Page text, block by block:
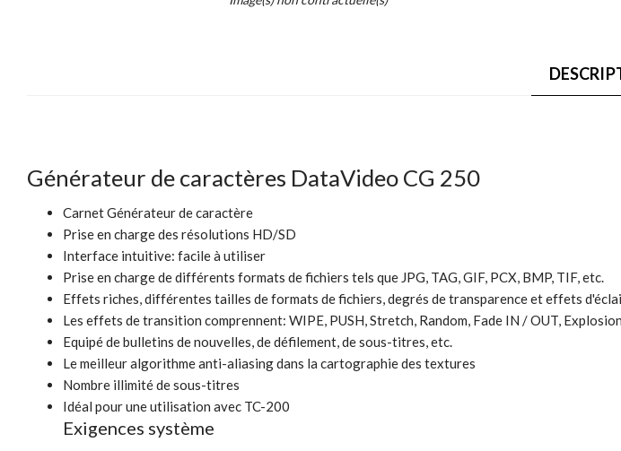
Générateur de caractères DataVideo CG 250
Carnet Générateur de caractère
Prise en charge des résolutions HD/SD
Interface intuitive: facile à utiliser
Prise en charge de différents formats de fichiers tels que JPG, TAG, GIF, PCX, BMP, TIF, etc.
Effets riches, différentes tailles de formats de fichiers, degrés de transparence et effets
Les effets de transition comprennent: WIPE, PUSH, Stretch, Random, Fade IN / OUT,
Equipé de bulletins de nouvelles, de défilement, de sous-titres, etc.
Le meilleur algorithme anti-aliasing dans la cartographie des textures
Nombre illimité de sous-titres
Idéal pour une utilisation avec TC-200
Exigences système